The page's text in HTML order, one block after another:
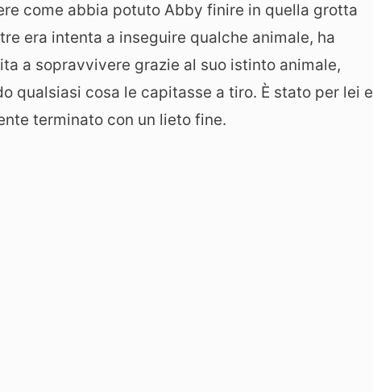
come abbia potuto Abby finire in quella grotta
era intenta a inseguire qualche animale, ha
a sopravvivere grazie al suo istinto animale,
qualsiasi cosa le capitasse a tiro. È stato per lei e
terminato con un lieto fine.